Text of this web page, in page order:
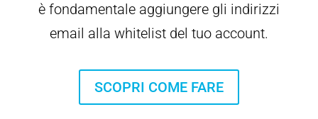
è fondamentale aggiungere gli indirizzi
email alla whitelist del tuo account.
SCOPRI COME FARE